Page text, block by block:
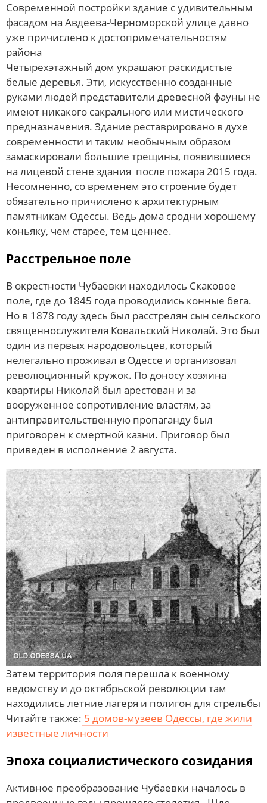
Современной постройки здание с удивительным
фасадом на Авдеева-Черноморской улице давно
уже причислено к достопримечательностям
района
Четырехэтажный дом украшают раскидистые
белые деревья. Эти, искусственно созданные
руками людей представители древесной фауны не
имеют никакого сакрального или мистического
предназначения. Здание реставрировано в духе
современности и таким необычным образом
замаскировали большие трещины, появившиеся
на лицевой стене здания после пожара 2015 года.
Несомненно, со временем это строение будет
обязательно причислено к архитектурным
памятникам Одессы. Ведь дома сродни хорошему
коньяку, чем старее, тем ценнее.
Расстрельное поле
В окрестности Чубаевки находилось Скаковое
поле, где до 1845 года проводились конные бега.
Но в 1878 году здесь был расстрелян сын сельского
священнослужителя Ковальский Николай. Это был
один из первых народовольцев, который
нелегально проживал в Одессе и организовал
революционный кружок. По доносу хозяина
квартиры Николай был арестован и за
вооруженное сопротивление властям, за
антиправительственную пропаганду был
приговорен к смертной казни. Приговор был
приведен в исполнение 2 августа.
Затем территория поля перешла к военному
ведомству и до октябрьской революции там
находились летние лагеря и полигон для стрельбы
Читайте также: 5 домов-музеев Одессы, где жили
известные личности
Эпоха социалистического созидания
Активное преобразование Чубаевки началось в